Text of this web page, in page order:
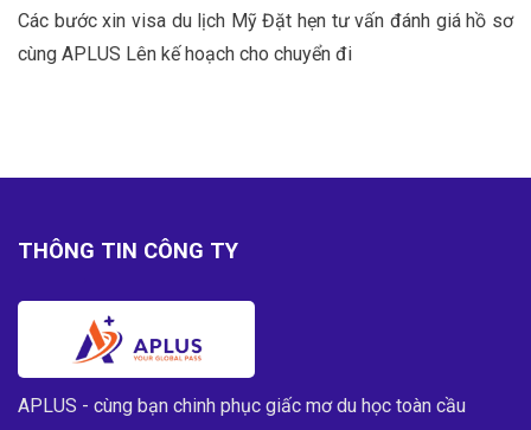
Các bước xin visa du lịch Mỹ Đặt hẹn tư vấn đánh giá hồ sơ
cùng APLUS Lên kế hoạch cho chuyển đi
THÔNG TIN CÔNG TY
APLUS - cùng bạn chinh phục giấc mơ du học toàn cầu